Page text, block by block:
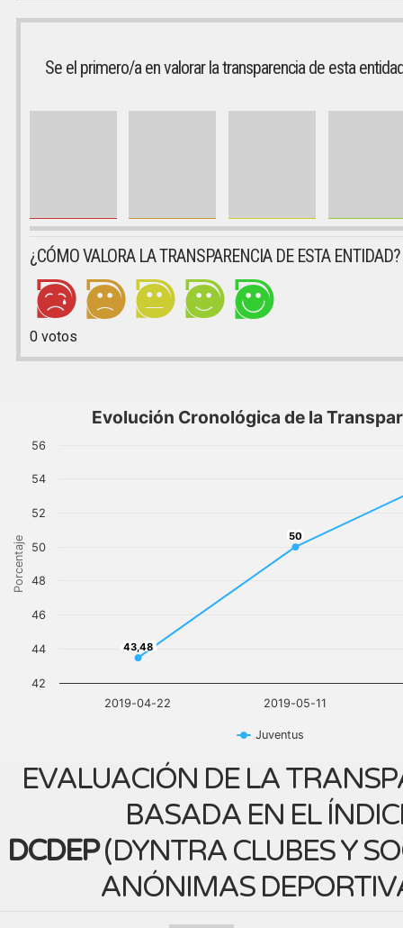
Se el primero/a en valorar la transparencia de esta
¿CÓMO VALORA LA TRANSPARENCIA DE ESTA ENTIDAD?
0votos
Porcentaje
Evolución Cronológica de la
43,48
43,48
50
50
Juventus
2019-04-22 2019-05-11
42
44
46
48
50
52
54
56
EVALUACIÓN DE LA
BASADA EN EL
DCDEP(DYNTRA CLUBES Y
ANÓNIMAS